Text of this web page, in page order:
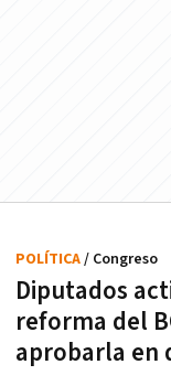
Diputados
reforma del
aprobarla en
POLÍTICA/ Congreso